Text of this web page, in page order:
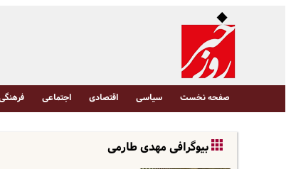
صفحه نخست سیاسی اقتصادی اجتماعی
بیوگرافی مهدی طارمی